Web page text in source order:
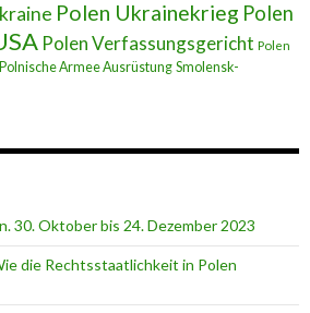
Polen Ukrainekrieg Polen
Polen Verfassungsgericht Polen
Polnische Armee Ausrüstung Smolensk-
30. Oktober bis 24. Dezember 2023
die Rechtsstaatlichkeit in Polen